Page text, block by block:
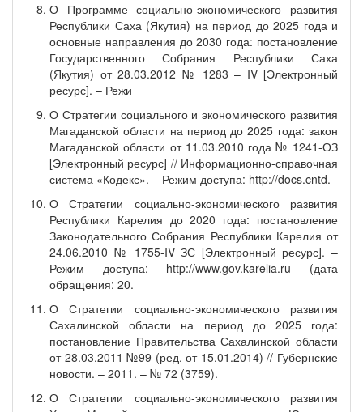
О Программе социально-экономического развития
Республики Саха (Якутия) на период до 2025 года и
основные направления до 2030 года: постановление
Государственного Собрания Республики Саха
(Якутия) от 28.03.2012 № 1283 – IV [Электронный
ресурс]. – Режи
О Стратегии социального и экономического развития
Магаданской области на период до 2025 года: закон
Магаданской области от 11.03.2010 года № 1241-ОЗ
[Электронный ресурс] // Информационно-справочная
система «Кодекс». – Режим доступа: http://docs.cntd.
О Стратегии социально-экономического развития
Республики Карелия до 2020 года: постановление
Законодательного Собрания Республики Карелия от
24.06.2010 № 1755-IV ЗС [Электронный ресурс]. –
Режим доступа: http://www.gov.karelia.ru (дата
обращения: 20.
О Стратегии социально-экономического развития
Сахалинской области на период до 2025 года:
постановление Правительства Сахалинской области
от 28.03.2011 №99 (ред. от 15.01.2014) // Губернские
новости. – 2011. – № 72 (3759).
О Стратегии социально-экономического развития